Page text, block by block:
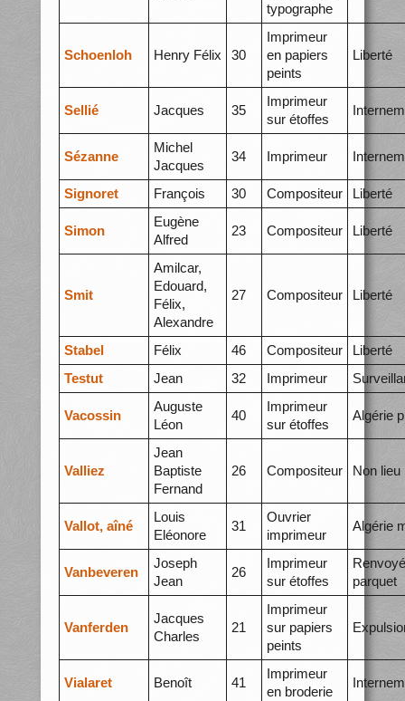
typographe
Schoenloh Henry Félix 30
Imprimeur
en papiers
peints
Liberté
Sellié Jacques 35
Imprimeur
sur étoffes
Sézanne
Michel
Jacques
34 Imprimeur
Signoret François 30 Compositeur Liberté
Simon
Eugène
Alfred
23 Compositeur Liberté
Smit
Amilcar,
Edouard,
Félix,
Alexandre
27 Compositeur Liberté
Stabel Félix 46 Compositeur
Liberté
Testut
Jean 32 Imprimeur
Vacossin
Auguste
Léon
40
Imprimeur
sur étoffes
Algérie
Valliez
Jean
Baptiste
Fernand
26 Compositeur Non lieu
Vallot, aîné
Louis
Eléonore
31
Ouvrier
imprimeur
Algérie
Vanbeveren
Joseph
Jean
26
Imprimeur
sur étoffes
parquet
Vanferden
Jacques
Charles
21
Imprimeur
sur papiers
peints
Vialaret Benoît 41
Imprimeur
en broderie